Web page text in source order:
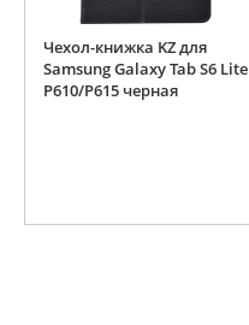
Чехол-книжка KZ для
Samsung Galaxy Tab S6 Lite
P610/P615 черная